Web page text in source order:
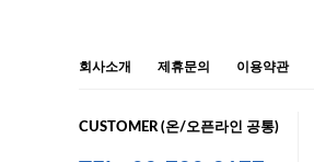
회사소개 제휴문의 이용약관
CUSTOMER (온/오픈라인 공통)